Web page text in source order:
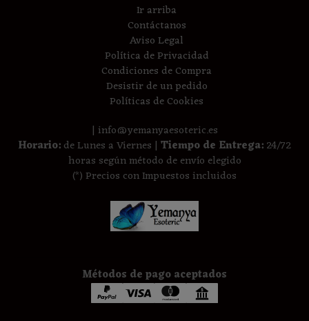
Ir arriba
Contáctanos
Aviso Legal
Política de Privacidad
Condiciones de Compra
Desistir de un pedido
Políticas de Cookies
| info@yemanyaesoteric.es
Horario:de Lunes a Viernes | Tiempo de Entrega:24/72
horas según método de envío elegido
(*) Precios con Impuestos incluidos
Métodos de pago aceptados